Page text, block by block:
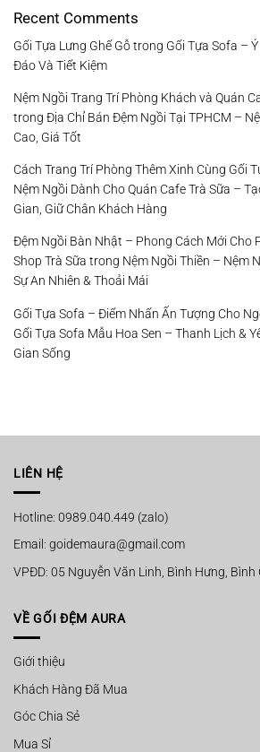
Recent Comments
Gối Tựa Lưng Ghế Gỗtrong Gối Tựa Sofa –
Đáo Và Tiết Kiệm
Nệm Ngồi Trang Trí Phòng Khách và Quán
trong Địa Chỉ Bán Đệm Ngồi Tại TPHCM –
Cao, Giá Tốt
Cách Trang Trí Phòng Thêm Xinh Cùng Gối
Nệm Ngồi Dành Cho Quán Cafe Trà Sữa –
Gian, Giữ Chân Khách Hàng
Đệm Ngồi Bàn Nhật – Phong Cách Mới Cho
Shop Trà Sữa trong Nệm Ngồi Thiền – Nệm
Sự An Nhiên & Thoải Mái
Gối Tựa Sofa – Điểm Nhấn Ấn Tượng Cho
Gối Tựa Sofa Mẫu Hoa Sen – Thanh Lịch &
Gian Sống
LIÊN HỆ
Hotline: 0989.040.449 (zalo)
Email: goidemaura@gmail.com
VPĐD: 05 Nguyễn Văn Linh, Bình Hưng, Bình
VỀ GỐI ĐỆM AURA
Giới thiệu
Khách Hàng Đã Mua
Góc Chia Sẻ
Mua Sỉ